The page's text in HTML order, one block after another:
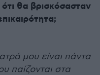
θα βρισκόσασταν
μου είναι πάντα
παίζονται στα